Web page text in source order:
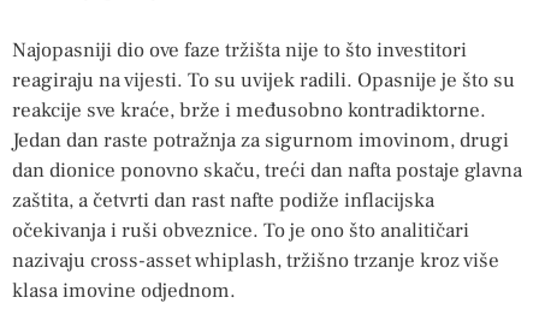
Najopasniji dio ove faze tržišta nije to što investitori
reagiraju na vijesti. To su uvijek radili. Opasnije je što su
reakcije sve kraće, brže i međusobno kontradiktorne.
Jedan dan raste potražnja za sigurnom imovinom, drugi
dan dionice ponovno skaču, treći dan nafta postaje glavna
zaštita, a četvrti dan rast nafte podiže inflacijska
očekivanja i ruši obveznice. To je ono što analitičari
nazivaju cross-asset whiplash, tržišno trzanje kroz više
klasa imovine odjednom.